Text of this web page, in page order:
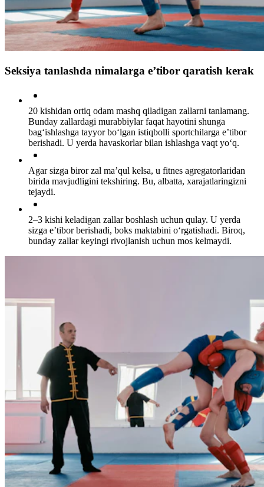
Seksiya tanlashda nimalarga e’tibor qaratish kerak
20 kishidan ortiq odam mashq qiladigan zallarni tanlamang.
Bunday zallardagi murabbiylar faqat hayotini shunga
bag‘ishlashga tayyor bo‘lgan istiqbolli sportchilarga e’tibor
berishadi. U yerda havaskorlar bilan ishlashga vaqt yo‘q.
Agar sizga biror zal ma’qul kelsa, u fitnes agregatorlaridan
birida mavjudligini tekshiring. Bu, albatta, xarajatlaringizni
tejaydi.
2–3 kishi keladigan zallar boshlash uchun qulay. U yerda
sizga e’tibor berishadi, boks maktabini o‘rgatishadi. Biroq,
bunday zallar keyingi rivojlanish uchun mos kelmaydi.